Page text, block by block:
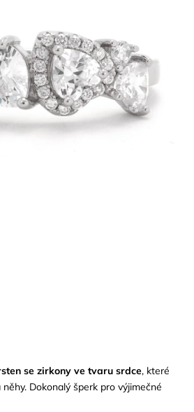
se zirkony ve tvaru srdce, které
Dokonalý šperk pro výjimečné